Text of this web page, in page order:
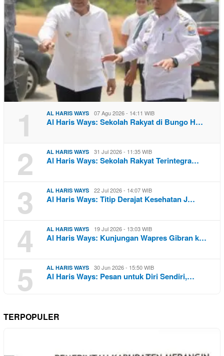
1 AL HARIS WAYS 07 Agu 2026 - 14:11 WIB
Al Haris Ways: Sekolah Rakyat di Bungo H…
2 AL HARIS WAYS 31 Jul 2026 - 11:35 WIB
Al Haris Ways: Sekolah Rakyat Terintegra…
3 AL HARIS WAYS 22 Jul 2026 - 14:07 WIB
Al Haris Ways: Titip Derajat Kesehatan J…
4 AL HARIS WAYS 19 Jul 2026 - 13:03 WIB
Al Haris Ways: Kunjungan Wapres Gibran k…
5 AL HARIS WAYS 30 Jun 2026 - 15:50 WIB
Al Haris Ways: Pesan untuk Diri Sendiri,…
TERPOPULER